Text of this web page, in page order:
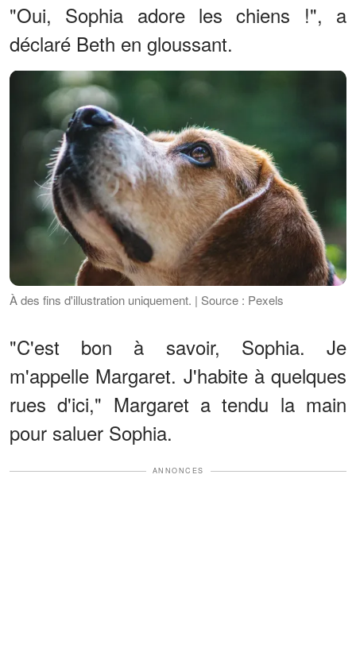
"Oui, Sophia adore les chiens !", a
déclaré Beth en gloussant.
À des fins d'illustration uniquement. | Source : Pexels
"C'est bon à savoir, Sophia. Je
m'appelle Margaret. J'habite à quelques
rues d'ici," Margaret a tendu la main
pour saluer Sophia.
ANNONCES